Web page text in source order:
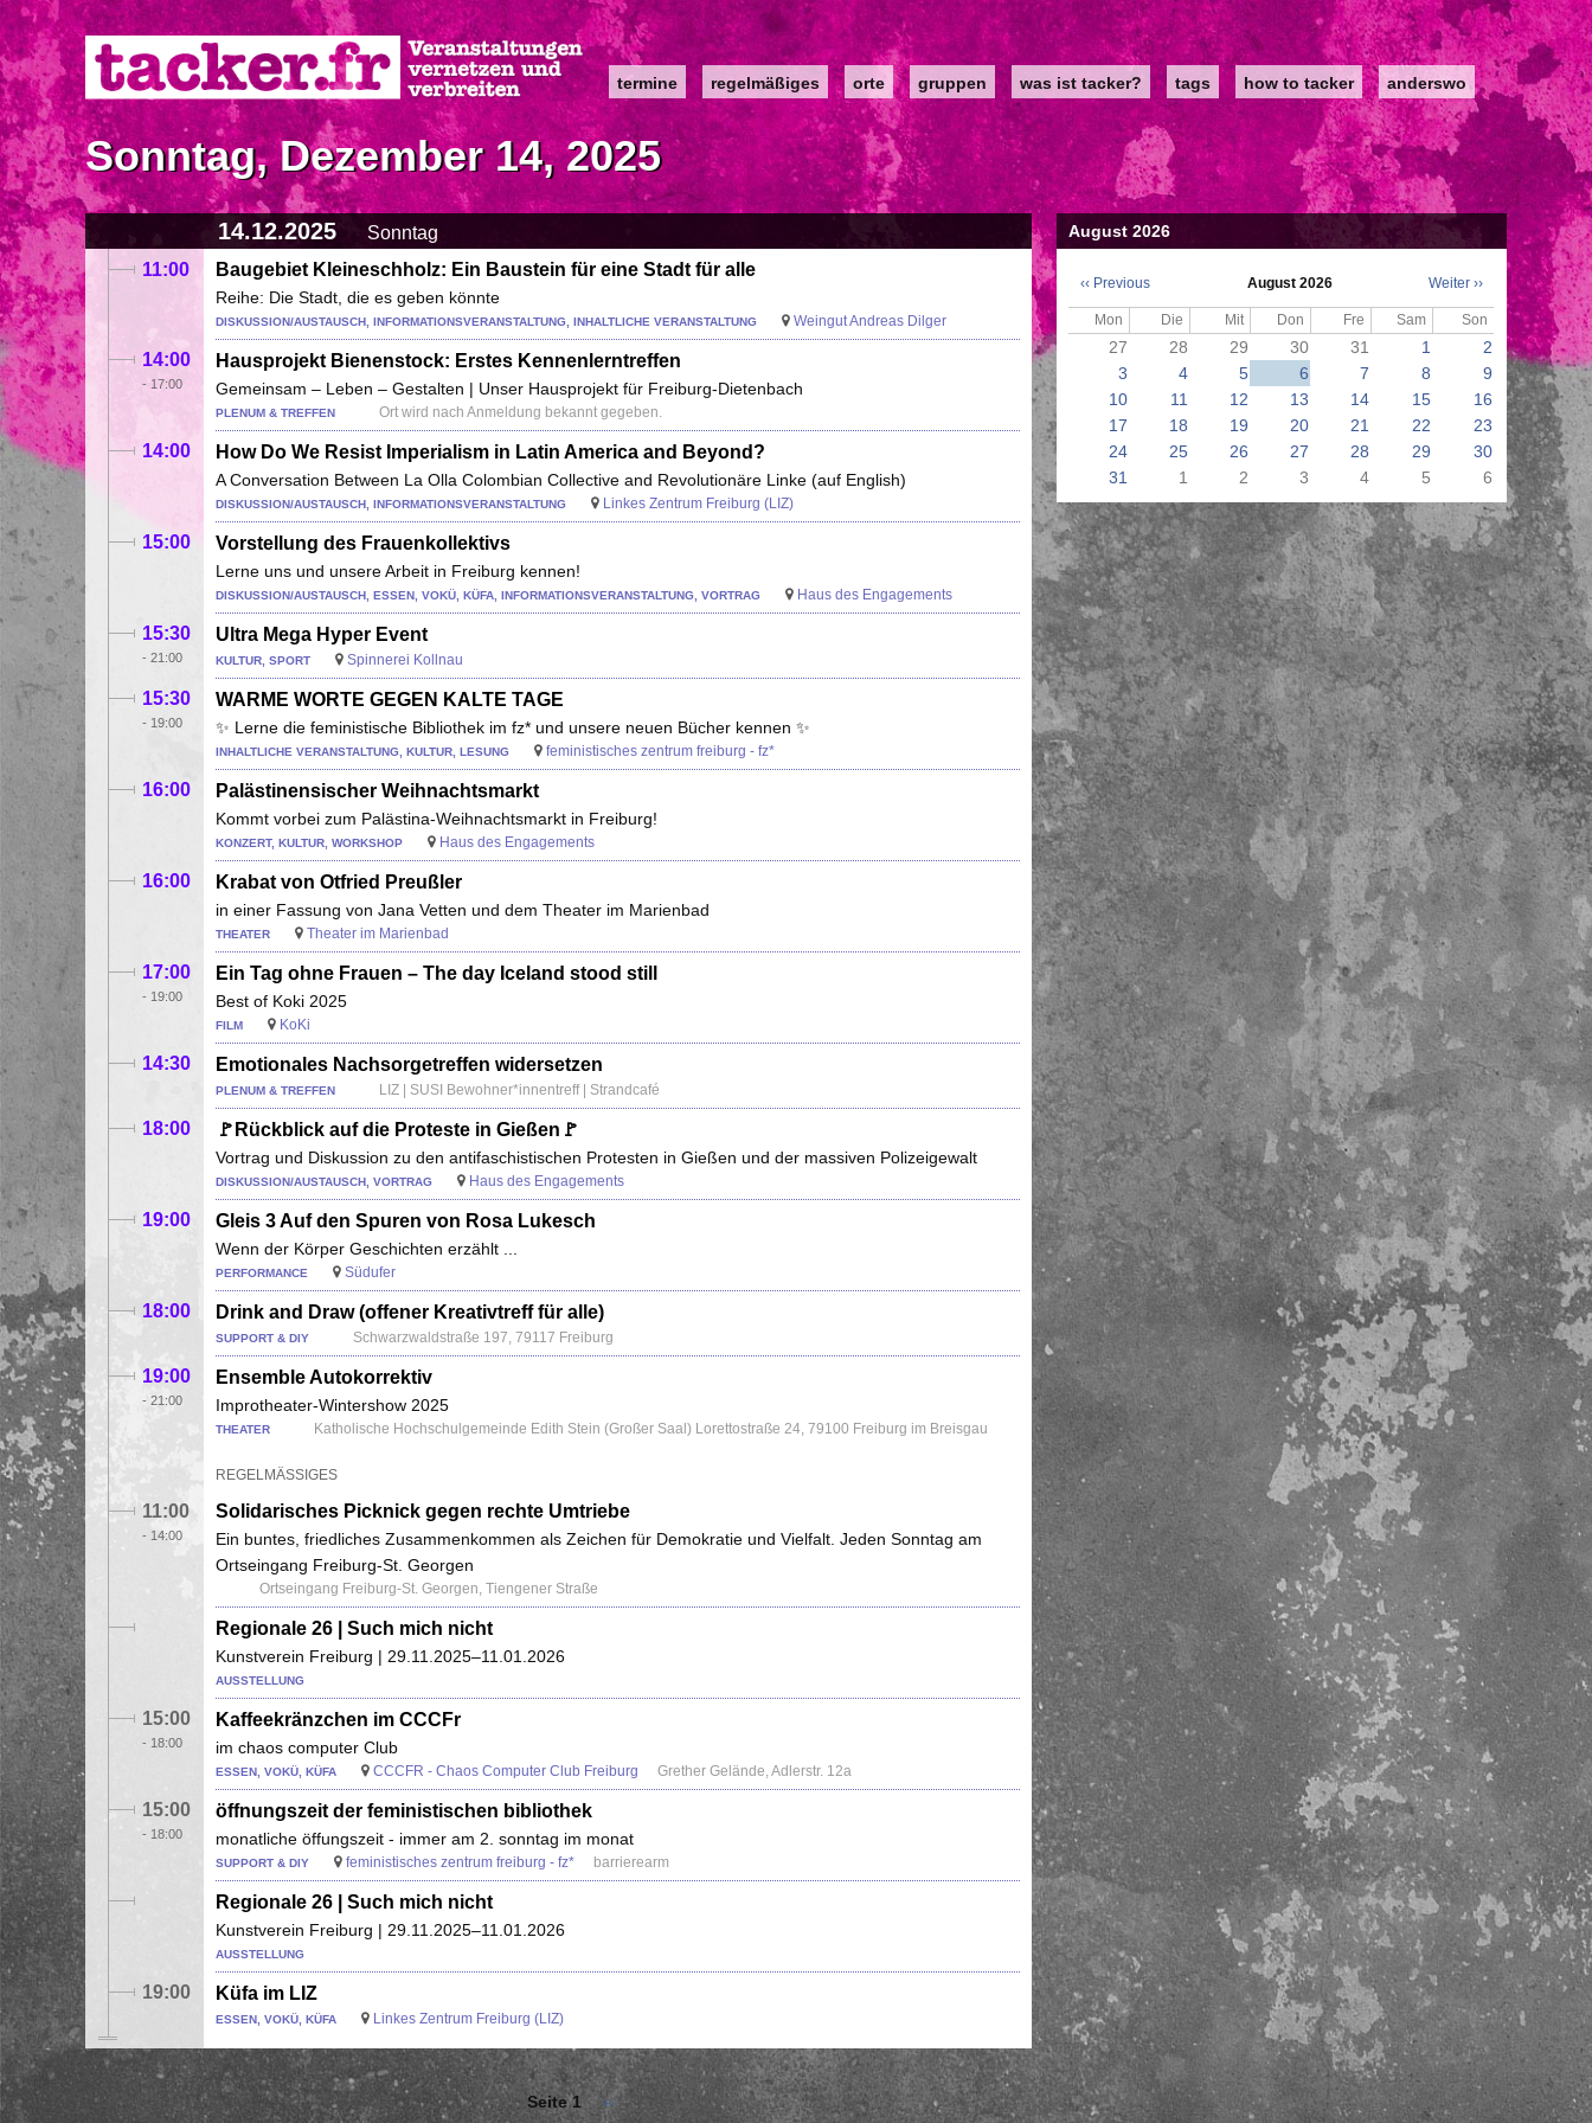
Direkt
zum
Inhalt
Main
navigation
termine regelmäßiges orte gruppen was ist tacker? tags how to tacker anderswo
Sonntag, Dezember 14, 2025
14.12.2025
Sonntag
Baugebiet Kleineschholz: Ein Baustein für eine Stadt für alle
Reihe: Die Stadt, die es geben könnte
11:00
DISKUSSION/AUSTAUSCH, INFORMATIONSVERANSTALTUNG, INHALTLICHE VERANSTALTUNG Weingut Andreas Dilger
Hausprojekt Bienenstock: Erstes Kennenlerntreffen
Gemeinsam – Leben – Gestalten | Unser Hausprojekt für Freiburg-Dietenbach
14:00
- 17:00
PLENUM & TREFFEN Ort wird nach Anmeldung bekannt gegeben.
How Do We Resist Imperialism in Latin America and Beyond?
A Conversation Between La Olla Colombian Collective and Revolutionäre Linke (auf English)
14:00
DISKUSSION/AUSTAUSCH, INFORMATIONSVERANSTALTUNG Linkes Zentrum Freiburg (LIZ)
Vorstellung des Frauenkollektivs
Lerne uns und unsere Arbeit in Freiburg kennen!
15:00
DISKUSSION/AUSTAUSCH, ESSEN, VOKÜ, KÜFA, INFORMATIONSVERANSTALTUNG, VORTRAG Haus des Engagements
Ultra Mega Hyper Event
15:30
- 21:00 KULTUR, SPORT Spinnerei Kollnau
WARME WORTE GEGEN KALTE TAGE
✨ Lerne die feministische Bibliothek im fz* und unsere neuen Bücher kennen ✨
15:30
- 19:00
INHALTLICHE VERANSTALTUNG, KULTUR, LESUNG feministisches zentrum freiburg - fz*
Palästinensischer Weihnachtsmarkt
Kommt vorbei zum Palästina-Weihnachtsmarkt in Freiburg!
16:00
KONZERT, KULTUR, WORKSHOP Haus des Engagements
Krabat von Otfried Preußler
in einer Fassung von Jana Vetten und dem Theater im Marienbad
16:00
THEATER Theater im Marienbad
Ein Tag ohne Frauen – The day Iceland stood still
Best of Koki 2025
17:00
- 19:00
FILM KoKi
Emotionales Nachsorgetreffen widersetzen
14:30
PLENUM & TREFFEN LIZ | SUSI Bewohner*innentreff | Strandcafé
🚩Rückblick auf die Proteste in Gießen🚩
Vortrag und Diskussion zu den antifaschistischen Protesten in Gießen und der massiven Polizeigewalt
18:00
DISKUSSION/AUSTAUSCH, VORTRAG Haus des Engagements
Gleis 3 Auf den Spuren von Rosa Lukesch
Wenn der Körper Geschichten erzählt ...
19:00
PERFORMANCE Südufer
Drink and Draw (offener Kreativtreff für alle)
18:00
SUPPORT & DIY Schwarzwaldstraße 197, 79117 Freiburg
Ensemble Autokorrektiv
Improtheater-Wintershow 2025
19:00
- 21:00
THEATER Katholische Hochschulgemeinde Edith Stein (Großer Saal) Lorettostraße 24, 79100 Freiburg im Breisgau
REGELMÄSSIGES
Solidarisches Picknick gegen rechte Umtriebe
Ein buntes, friedliches Zusammenkommen als Zeichen für Demokratie und Vielfalt. Jeden Sonntag am
Ortseingang Freiburg-St. Georgen
11:00
- 14:00
Ortseingang Freiburg-St. Georgen, Tiengener Straße
Regionale 26 | Such mich nicht
Kunstverein Freiburg | 29.11.2025–11.01.2026
AUSSTELLUNG
Kaffeekränzchen im CCCFr
im chaos computer Club
15:00
- 18:00
ESSEN, VOKÜ, KÜFA CCCFR - Chaos Computer Club Freiburg Grether Gelände, Adlerstr. 12a
öffnungszeit der feministischen bibliothek
monatliche öffungszeit - immer am 2. sonntag im monat
15:00
- 18:00
SUPPORT & DIY feministisches zentrum freiburg - fz* barrierearm
Regionale 26 | Such mich nicht
Kunstverein Freiburg | 29.11.2025–11.01.2026
AUSSTELLUNG
Küfa im LIZ
19:00
ESSEN, VOKÜ, KÜFA Linkes Zentrum Freiburg (LIZ)
Seitennummerierung Seite 1
Nächste
››
August 2026
Seitennummerierung
‹‹ Previous August 2026 Weiter ››
Mon Die Mit Don Fre Sam Son
27 28 29 30 31 1
2
3
4 5 6 7 8
9
10
11 12 13 14 15
16
17
18 19 20 21 22
23
24
25 26 27 28 29
30
31
1 2 3 4 5 6